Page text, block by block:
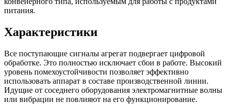
питания.
Характеристики
Все поступающие сигналы агрегат подвергает цифровой
обработке. Это полностью исключает сбои в работе. Высокий
уровень помехоустойчивости позволяет эффективно
использовать аппарат в составе производственной линии.
Идущие от соседнего оборудования электромагнитные волны
или вибрации не повлияют на его функционирование.